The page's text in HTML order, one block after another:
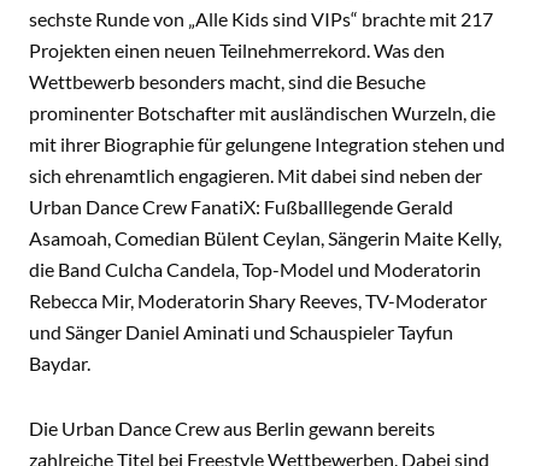
sechste Runde von „Alle Kids sind VIPs“ brachte mit 217
Projekten einen neuen Teilnehmerrekord. Was den
Wettbewerb besonders macht, sind die Besuche
prominenter Botschafter mit ausländischen Wurzeln, die
mit ihrer Biographie für gelungene Integration stehen und
sich ehrenamtlich engagieren. Mit dabei sind neben der
Urban Dance Crew FanatiX: Fußballlegende Gerald
Asamoah, Comedian Bülent Ceylan, Sängerin Maite Kelly,
die Band Culcha Candela, Top-Model und Moderatorin
Rebecca Mir, Moderatorin Shary Reeves, TV-Moderator
und Sänger Daniel Aminati und Schauspieler Tayfun
Baydar.
Die Urban Dance Crew aus Berlin gewann bereits
zahlreiche Titel bei Freestyle Wettbewerben. Dabei sind